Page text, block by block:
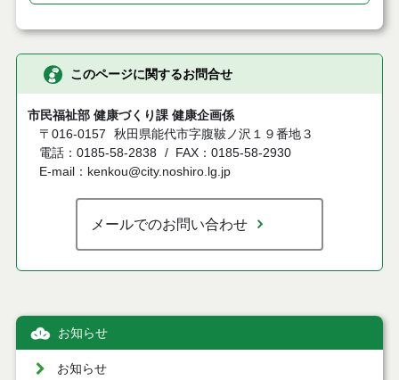
このページに関するお問合せ
市民福祉部 健康づくり課 健康企画係
〒016-0157
秋田県能代市字腹鞁ノ沢１９番地３
電話：0185-58-2838
FAX：0185-58-2930
E-mail：kenkou@city.noshiro.lg.jp
メールでのお問い合わせ
お知らせ
お知らせ